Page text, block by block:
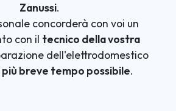
Zanussi.
concorderà con voi un
con il tecnico della vostra
dell'elettrodomestico
più breve tempo possibile.